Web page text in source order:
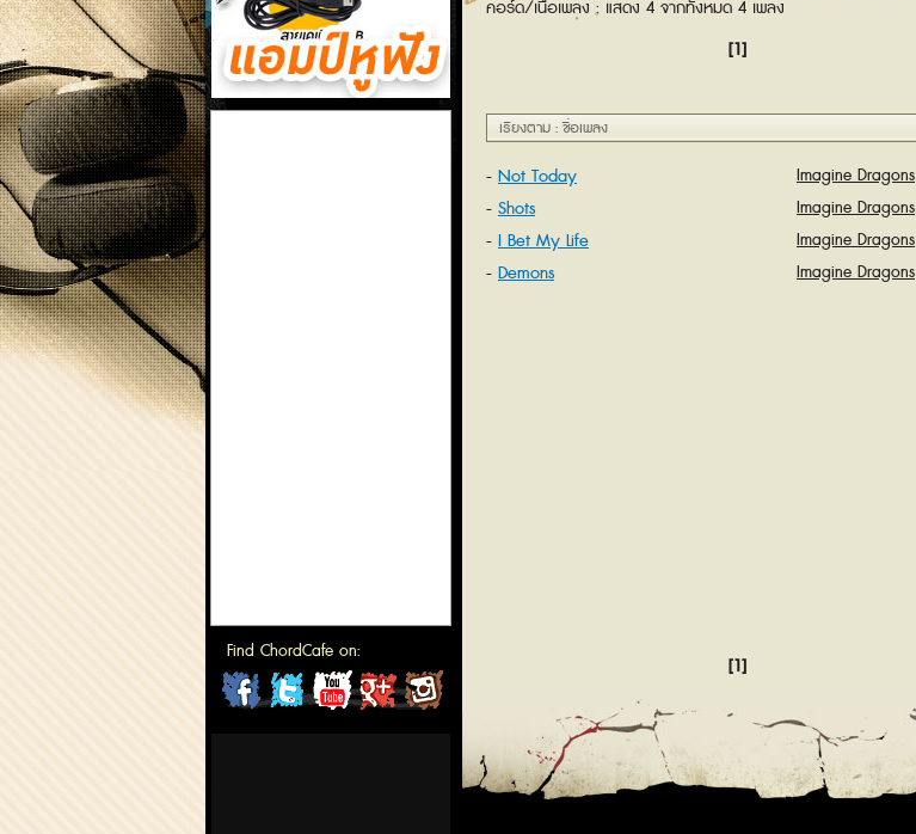
แอมป์หูฟัง
Find ChordCafe on:
ChordCafeChordCafeChordCafeChordCafe
คอร์ด/เนื้อเพลง : แสดง 4 จากทั้งหมด 4 เพลง
[1]
เรียงตาม : ชื่อเพลง
Not Today Imagine Dragons
Shots Imagine Dragons
I Bet My Life Imagine Dragons
Demons Imagine Dragons
[1]